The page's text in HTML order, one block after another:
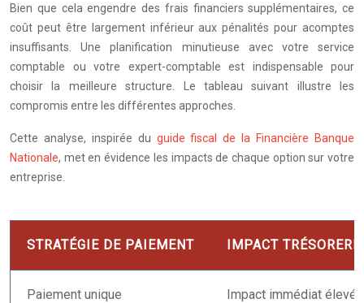
Bien que cela engendre des frais financiers supplémentaires, ce
coût peut être largement inférieur aux pénalités pour acomptes
insuffisants. Une planification minutieuse avec votre service
comptable ou votre expert-comptable est indispensable pour
choisir la meilleure structure. Le tableau suivant illustre les
compromis entre les différentes approches.
Cette analyse, inspirée du guide fiscal de la Financière Banque
Nationale, met en évidence les impacts de chaque option sur votre
entreprise.
STRATÉGIE DE PAIEMENT IMPACT
Paiement unique Impact immédiat élevé